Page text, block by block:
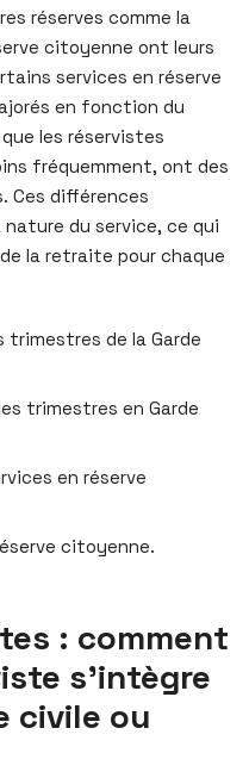
réserves comme la
citoyenne ont leurs
services en réserve
en fonction du
les réservistes
fréquemment, ont des
Ces différences
du service, ce qui
la retraite pour chaque
trimestres de la Garde
trimestres en Garde
en réserve
citoyenne.
: comment
s’intègre
civile ou